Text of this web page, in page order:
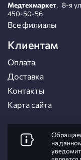
Медтехмаркет, 8-я
450-50-56
Все филиалы
Клиентам
Оплата
Доставка
Контакты
Карта сайта
на